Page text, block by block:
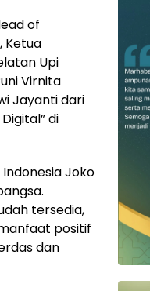
of
Ketua
Upi
Virnita
Jayanti dari
di
Joko
tersedia,
positif
dan